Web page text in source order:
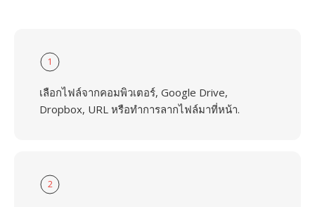
1
เลือกไฟล์จากคอมพิวเตอร์, Google Drive,
Dropbox, URL หรือทำการลากไฟล์มาที่หน้า.
2